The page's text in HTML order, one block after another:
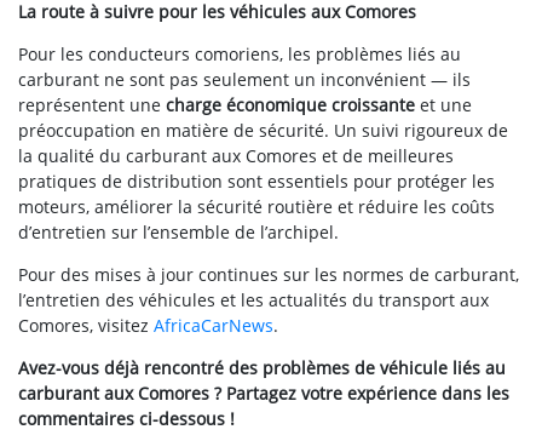
La route à suivre pour les véhicules aux Comores
Pour les conducteurs comoriens, les problèmes liés au
carburant ne sont pas seulement un inconvénient — ils
représentent une charge économique croissante et une
préoccupation en matière de sécurité. Un suivi rigoureux de
la qualité du carburant aux Comores et de meilleures
pratiques de distribution sont essentiels pour protéger les
moteurs, améliorer la sécurité routière et réduire les coûts
d’entretien sur l’ensemble de l’archipel.
Pour des mises à jour continues sur les normes de carburant,
l’entretien des véhicules et les actualités du transport aux
Comores, visitez AfricaCarNews.
Avez-vous déjà rencontré des problèmes de véhicule liés au
carburant aux Comores ? Partagez votre expérience dans les
commentaires ci-dessous !